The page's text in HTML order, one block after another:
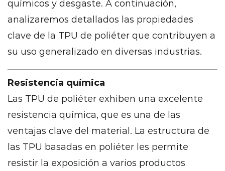
químicos y desgaste. A continuación,
analizaremos detallados las propiedades
clave de la TPU de poliéter que contribuyen a
su uso generalizado en diversas industrias.
Resistencia química
Las TPU de poliéter exhiben una excelente
resistencia química, que es una de las
ventajas clave del material. La estructura de
las TPU basadas en poliéter les permite
resistir la exposición a varios productos